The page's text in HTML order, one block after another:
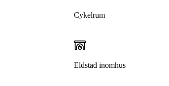
Cykelrum
Eldstad inomhus